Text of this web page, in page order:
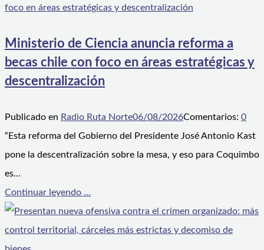
Ministerio de Ciencia anuncia reforma a
becas chile con foco en áreas estratégicas y
descentralización
Publicado en Radio Ruta Norte06/08/2026Comentarios: 0
“Esta reforma del Gobierno del Presidente José Antonio Kast
pone la descentralización sobre la mesa, y eso para Coquimbo
es…
Continuar leyendo ...